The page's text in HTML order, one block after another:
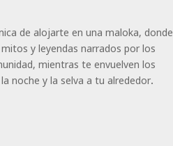
de alojarte en una maloka, donde
y leyendas narrados por los
mientras te envuelven los
noche y la selva a tu alrededor.